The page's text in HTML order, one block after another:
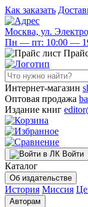
Как заказать
Москва, ул.
Пн — пт: 10:00 —
Интернет-магазин
Оптовая продажа
Издание книг
Войти
Каталог
Об издательстве
История Миссия
Авторам